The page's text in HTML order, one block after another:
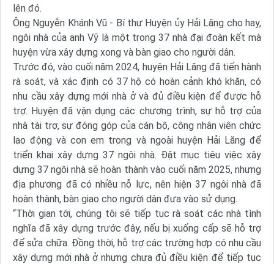
lên đó.
Ông Nguyễn Khánh Vũ - Bí thư Huyện ủy Hải Lăng cho hay,
ngôi nhà của anh Vỹ là một trong 37 nhà đại đoàn kết mà
huyện vừa xây dựng xong và bàn giao cho người dân.
Trước đó, vào cuối năm 2024, huyện Hải Lăng đã tiến hành
rà soát, và xác định có 37 hộ có hoàn cảnh khó khăn, có
nhu cầu xây dựng mới nhà ở và đủ điều kiện để được hỗ
trợ. Huyện đã vận dụng các chương trình, sự hỗ trợ của
nhà tài trợ, sự đóng góp của cán bộ, công nhân viên chức
lao động và con em trong và ngoài huyện Hải Lăng để
triển khai xây dựng 37 ngôi nhà. Đặt mục tiêu việc xây
dựng 37 ngôi nhà sẽ hoàn thành vào cuối năm 2025, nhưng
địa phương đã có nhiều nỗ lực, nên hiện 37 ngôi nhà đã
hoàn thành, bàn giao cho người dân đưa vào sử dụng.
“Thời gian tới, chúng tôi sẽ tiếp tục rà soát các nhà tình
nghĩa đã xây dựng trước đây, nếu bị xuống cấp sẽ hỗ trợ
để sửa chữa. Đồng thời, hỗ trợ các trường hợp có nhu cầu
xây dựng mới nhà ở nhưng chưa đủ điều kiện để tiếp tục